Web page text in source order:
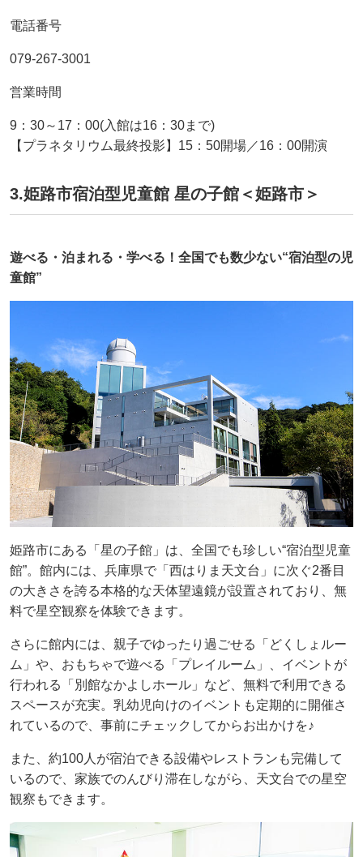
電話番号
079-267-3001
営業時間
9：30～17：00(入館は16：30まで)
【プラネタリウム最終投影】15：50開場／16：00開演
3.姫路市宿泊型児童館 星の子館＜姫路市＞
遊べる・泊まれる・学べる！全国でも数少ない“宿泊型の児
童館”
姫路市にある「星の子館」は、全国でも珍しい“宿泊型児童
館”。館内には、兵庫県で「西はりま天文台」に次ぐ2番目
の大きさを誇る本格的な天体望遠鏡が設置されており、無
料で星空観察を体験できます。
さらに館内には、親子でゆったり過ごせる「どくしょルー
ム」や、おもちゃで遊べる「プレイルーム」、イベントが
行われる「別館なかよしホール」など、無料で利用できる
スペースが充実。乳幼児向けのイベントも定期的に開催さ
れているので、事前にチェックしてからお出かけを♪
また、約100人が宿泊できる設備やレストランも完備して
いるので、家族でのんびり滞在しながら、天文台での星空
観察もできます。